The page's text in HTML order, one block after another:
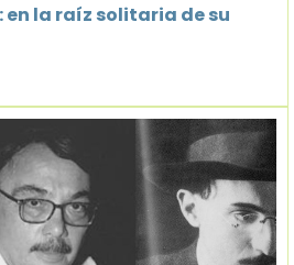
en la raíz solitaria de su